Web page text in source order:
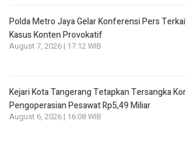
Polda Metro Jaya Gelar Konferensi Pers
Kasus Konten Provokatif
August 7, 2026 | 17:12 WIB
Kejari Kota Tangerang Tetapkan Tersangka
Pengoperasian Pesawat Rp5,49 Miliar
August 6, 2026 | 16:08 WIB